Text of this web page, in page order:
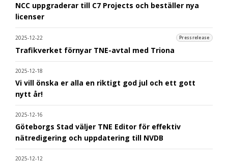
NCC uppgraderar till C7 Projects och beställer nya
licenser
2025-12-22 Pressrelease
Trafikverket förnyar TNE-avtal med Triona
2025-12-18
Vi vill önska er alla en riktigt god jul och ett gott
nytt år!
2025-12-16
Göteborgs Stad väljer TNE Editor för effektiv
nätredigering och uppdatering till NVDB
2025-12-12